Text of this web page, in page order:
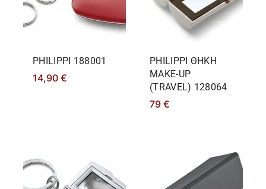
PHILIPPΙ 188001
14,90 €
PHILIPPΙ ΘΗΚΗ
MAKE-UP
(TRAVEL) 128064
79 €